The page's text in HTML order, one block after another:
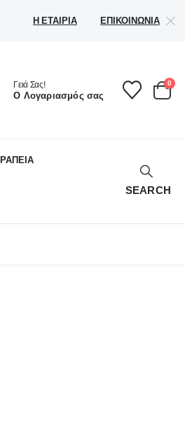
Η ΕΤΑΙΡΊΑ ΕΠΙΚΟΙΝΩΝΊΑ
Γειά Σας!
Ο Λογαριασμός σας
0
SEARCH